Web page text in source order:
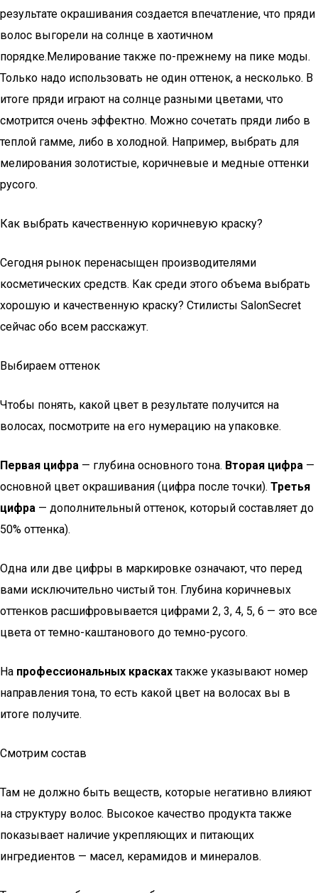
результате окрашивания создается впечатление, что пряди
волос выгорели на солнце в хаотичном
порядке.Мелирование также по-прежнему на пике моды.
Только надо использовать не один оттенок, а несколько. В
итоге пряди играют на солнце разными цветами, что
смотрится очень эффектно. Можно сочетать пряди либо в
теплой гамме, либо в холодной. Например, выбрать для
мелирования золотистые, коричневые и медные оттенки
русого.
Как выбрать качественную коричневую краску?
Сегодня рынок перенасыщен производителями
косметических средств. Как среди этого объема выбрать
хорошую и качественную краску? Стилисты SalonSecret
сейчас обо всем расскажут.
Выбираем оттенок
Чтобы понять, какой цвет в результате получится на
волосах, посмотрите на его нумерацию на упаковке.
Первая цифра — глубина основного тона. Вторая цифра —
основной цвет окрашивания (цифра после точки). Третья
цифра — дополнительный оттенок, который составляет до
50% оттенка).
Одна или две цифры в маркировке означают, что перед
вами исключительно чистый тон. Глубина коричневых
оттенков расшифровывается цифрами 2, 3, 4, 5, 6 — это все
цвета от темно-каштанового до темно-русого.
На профессиональных краскахтакже указывают номер
направления тона, то есть какой цвет на волосах вы в
итоге получите.
Смотрим состав
Там не должно быть веществ, которые негативно влияют
на структуру волос. Высокое качество продукта также
показывает наличие укрепляющих и питающих
ингредиентов — масел, керамидов и минералов.